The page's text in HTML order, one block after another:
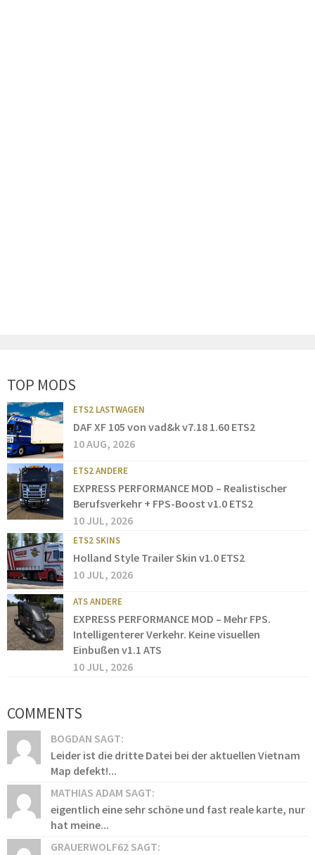
TOP MODS
ETS2 LASTWAGEN
DAF XF 105 von vad&k v7.18 1.60 ETS2
10 AUG, 2026
ETS2 ANDERE
EXPRESS PERFORMANCE MOD – Realistischer
Berufsverkehr + FPS-Boost v1.0 ETS2
10 JUL, 2026
ETS2 SKINS
Holland Style Trailer Skin v1.0 ETS2
10 JUL, 2026
ATS ANDERE
EXPRESS PERFORMANCE MOD – Mehr FPS.
Intelligenterer Verkehr. Keine visuellen
Einbußen v1.1 ATS
10 JUL, 2026
COMMENTS
BOGDAN SAGT:
Leider ist die dritte Datei bei der aktuellen Vietnam
Map defekt!...
MATHIAS ADAM SAGT:
eigentlich eine sehr schöne und fast reale karte, nur
hat meine...
GRAUERWOLF62 SAGT: